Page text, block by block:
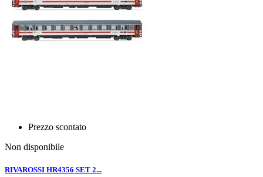
Prezzo scontato
Non disponibile
RIVAROSSI HR4356 SET 2...